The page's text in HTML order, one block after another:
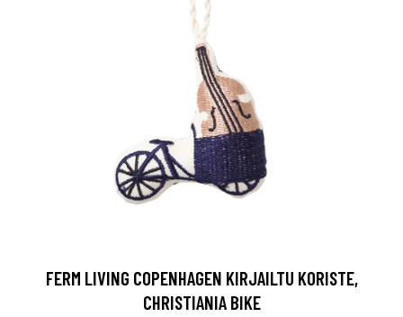
FERM LIVING COPENHAGEN KIRJAILTU KORISTE,
CHRISTIANIA BIKE